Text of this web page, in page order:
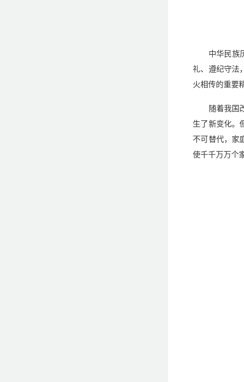
中华民族
礼、遵纪守法
火相传的重
随着我国
生了新变化。
不可替代，家
使千千万万个